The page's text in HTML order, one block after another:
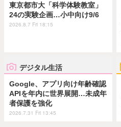
東京都市大「科学体験教室」
24の実験企画…小中向け9/6
2026.8.7 Fri 18:15
デジタル生活
Google、アプリ向け年齢確認
APIを年内に世界展開…未成年
者保護を強化
2026.7.31 Fri 13:45